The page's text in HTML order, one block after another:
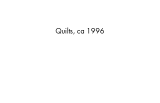
Quilts, ca 1996